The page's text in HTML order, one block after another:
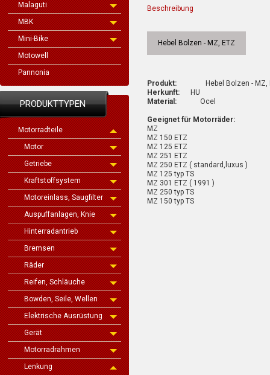
Malaguti
MBK
Mini-Bike
Motowell
Pannonia
PRODUKTTYPEN
Motorradteile
Motor
Getriebe
Kraftstoffsystem
Motoreinlass, Saugfilter
Auspuffanlagen, Knie
Hinterradantrieb
Bremsen
Räder
Reifen, Schläuche
Bowden, Seile, Wellen
Elektrische Ausrüstung
Gerät
Motorradrahmen
Lenkung
Beschreibung
Hebel Bolzen - MZ, ETZ
Produkt: Hebel Bolzen - MZ,
Herkunft: HU
Material: Ocel
Geeignet für Motorräder:
MZ
MZ 150 ETZ
MZ 125 ETZ
MZ 251 ETZ
MZ 250 ETZ ( standard,luxus )
MZ 125 typ TS
MZ 301 ETZ ( 1991 )
MZ 250 typ TS
MZ 150 typ TS